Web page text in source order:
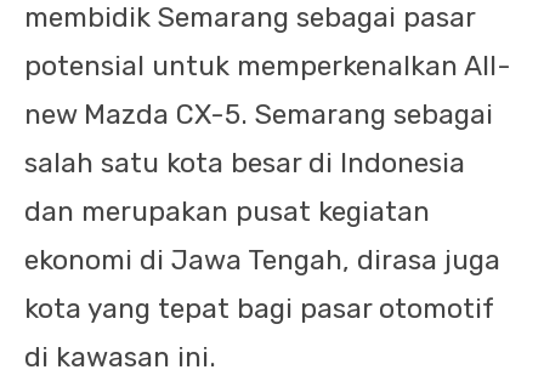
membidik Semarang sebagai pasar
potensial untuk memperkenalkan All-
new Mazda CX-5. Semarang sebagai
salah satu kota besar di Indonesia
dan merupakan pusat kegiatan
ekonomi di Jawa Tengah, dirasa juga
kota yang tepat bagi pasar otomotif
di kawasan ini.